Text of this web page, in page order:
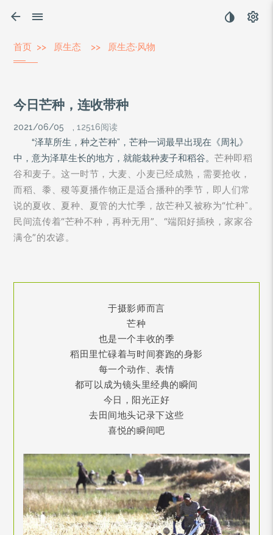
首页 >> 原生态 >> 原生态·风物
今日芒种，连收带种
2021/06/05 ,12516阅读
“泽草所生，种之芒种”，芒种一词最早出现在《周礼》
中，意为泽草生长的地方，就能栽种麦子和稻谷。芒种即稻
谷和麦子。这一时节，大麦、小麦已经成熟，需要抢收，
而稻、黍、稷等夏播作物正是适合播种的季节，即人们常
说的夏收、夏种、夏管的大忙季，故芒种又被称为“忙种” 。
民间流传着“芒种不种，再种无用”、“端阳好插秧，家家谷
满仓”的农谚。
于摄影师而言
芒种
也是一个丰收的季
稻田里忙碌着与时间赛跑的身影
每一个动作、表情
都可以成为镜头里经典的瞬间
今日，阳光正好
去田间地头记录下这些
喜悦的瞬间吧